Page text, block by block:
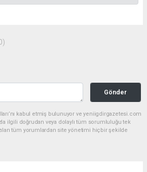
Gönder
kabul etmiş bulunuyor ve yeniigdirgazetesi.com
ilgili doğrudan veya dolaylı tüm sorumluluğu tek
tüm yorumlardan site yönetimi hiçbir şekilde